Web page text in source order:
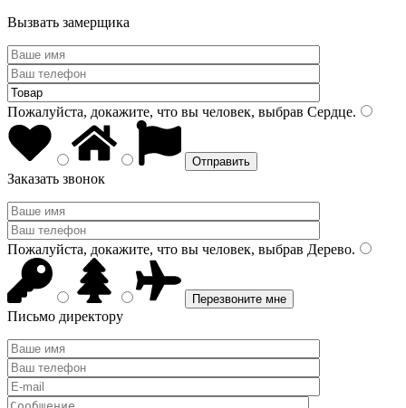
Вызвать замерщика
Пожалуйста, докажите, что вы человек, выбрав Сердце.
Заказать звонок
Пожалуйста, докажите, что вы человек, выбрав Дерево.
Письмо директору